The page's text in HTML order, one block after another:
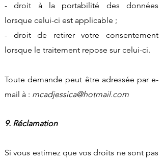
- droit à la portabilité des données
lorsque celui-ci est applicable ;
- droit de retirer votre consentement
lorsque le traitement repose sur celui-ci.
Toute demande peut être adressée par e-
mail à : mcadjessica@hotmail.com
9. Réclamation
Si vous estimez que vos droits ne sont pas